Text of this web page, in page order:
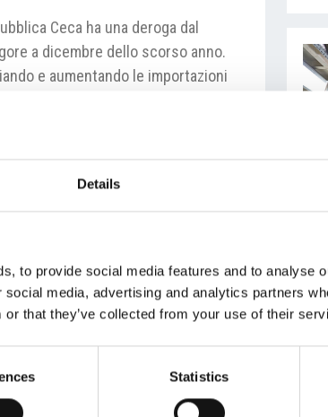
Details
to provide social media features and to analyse
media, advertising and analytics partners
that they’ve collected from your use of their
Statistics
Ceca ha una deroga dal
a dicembre dello scorso anno.
e aumentando le importazioni
cesko-vyuziti-